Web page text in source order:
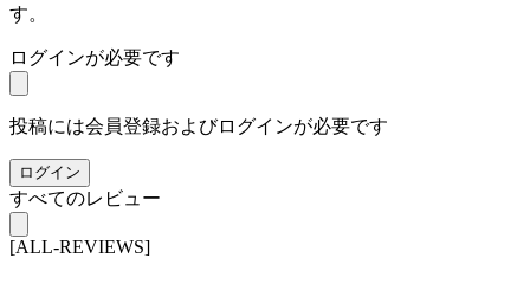
す。
ログインが必要です
投稿には会員登録およびログインが必要です
ログイン
すべてのレビュー
[ALL-REVIEWS]